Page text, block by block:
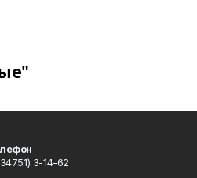
3-14-62